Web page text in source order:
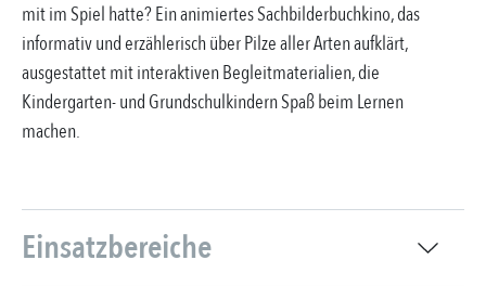
mit im Spiel hatte? Ein animiertes Sachbilderbuchkino, das
informativ und erzählerisch über Pilze aller Arten aufklärt,
ausgestattet mit interaktiven Begleitmaterialien, die
Kindergarten- und Grundschulkindern Spaß beim Lernen
machen.
Einsatzbereiche